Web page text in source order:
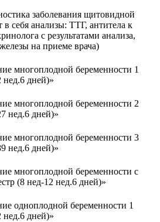
заболевания щитовидной
в себя анализы: ТТГ, антитела к
с результатами анализа,
на приеме врача)
многоплодной беременности 1
нед.6 дней)»
многоплодной беременности 2
нед.6 дней)»
многоплодной беременности 3
нед.6 дней)»
многоплодной беременности с
(8 нед-12 нед.6 дней)»
одноплодной беременности 1
нед.6 дней)»